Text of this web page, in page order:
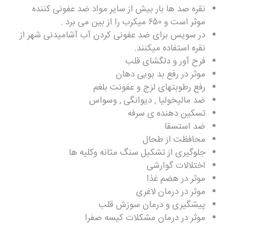
نقره صد ها بار بیش از سایر مواد ضد عفونی کننده
موثر است و ۶۵۰ میکرب را از بین می برد .
در سویس برای ضد عفونی کردن آب آشامیدنی شهر از
نقره استفاده میکنند.
فرح آور و دلگشای قلب
موثر در رفع بد بویی دهان
رفع رطوبتهای لزج و عفونت بلغم
ضد مالیخولیا , دیوانگی , وسواس
تسکین دهنده ی سرفه
ضد استسقا
محافظت از طحال
جلوگیری از تشکیل سنگ مثانه وکلیه ها
اختلالات گوارشی
موثر در هضم غذا
موثر در درمان لاغری
پیشگیری و درمان سوزش قلب
موثر در درمان مشکلات کیسه صفرا